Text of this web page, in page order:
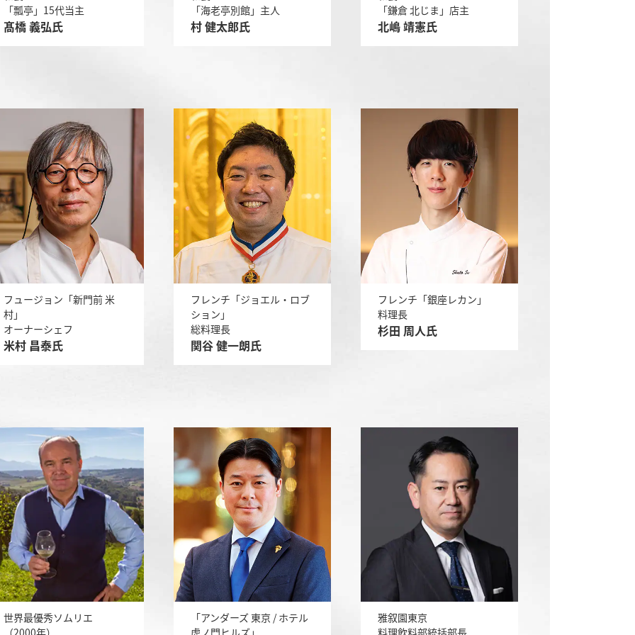
「瓢亭」15代当主
髙橋 義弘氏
「海老亭別館」主人
村 健太郎氏
「鎌倉 北じま」店主
北嶋 靖憲氏
フュージョン「新門前 米
村」
オーナーシェフ
米村 昌泰氏
フレンチ「ジョエル・ロブ
ション」
総料理長
関谷 健一朗氏
フレンチ「銀座レカン」
料理長
杉田 周人氏
世界最優秀ソムリエ
「アンダーズ 東京 / ホテル
雅叙園東京